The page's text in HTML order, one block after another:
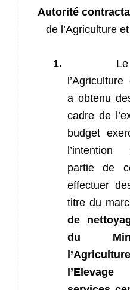
Autorité
de l’Agriculture
1.
a obtenu
cadre de
budget
l’intention
partie de
effectuer
titre du
de
du